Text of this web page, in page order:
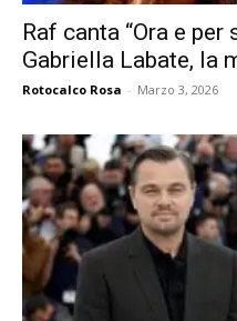
Raf canta “Ora e per
Gabriella Labate, la
Rotocalco Rosa - Marzo 3, 2026